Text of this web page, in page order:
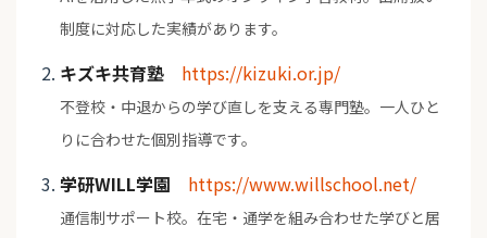
制度に対応した実績があります。
キズキ共育塾 https://kizuki.or.jp/
不登校・中退からの学び直しを支える専門塾。一人ひと
りに合わせた個別指導です。
学研WILL学園 https://www.willschool.net/
通信制サポート校。在宅・通学を組み合わせた学びと居